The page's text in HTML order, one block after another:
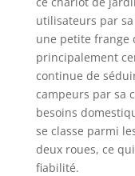
utilisateurs par
une petite frange
principalement
continue de
campeurs par sa
besoins
se classe parmi
deux roues, ce
fiabilité.